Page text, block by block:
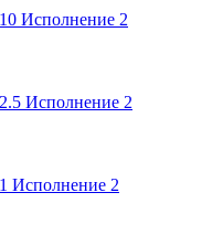
Исполнение 2
Исполнение 2
Исполнение 2